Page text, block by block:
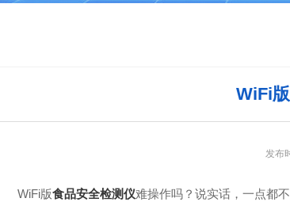
WiFi
发布
WiFi版食品安全检测仪难操作吗？说实话，一点都